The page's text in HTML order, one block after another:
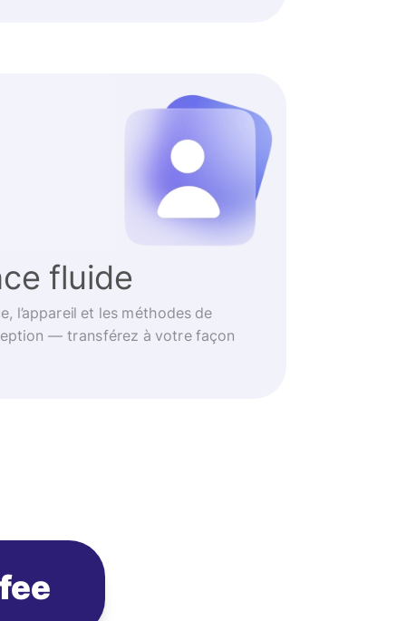
fluide
l’appareil et les méthodes de
— transférez à votre façon